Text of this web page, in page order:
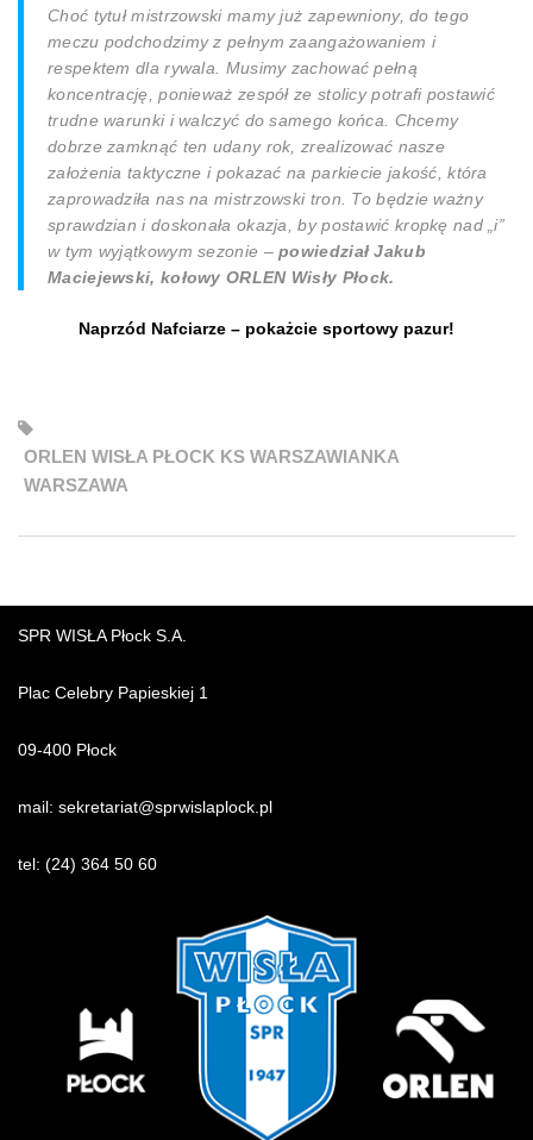
Choć tytuł mistrzowski mamy już zapewniony, do tego
meczu podchodzimy z pełnym zaangażowaniem i
respektem dla rywala. Musimy zachować pełną
koncentrację, ponieważ zespół ze stolicy potrafi postawić
trudne warunki i walczyć do samego końca. Chcemy
dobrze zamknąć ten udany rok, zrealizować nasze
założenia taktyczne i pokazać na parkiecie jakość, która
zaprowadziła nas na mistrzowski tron. To będzie ważny
sprawdzian i doskonała okazja, by postawić kropkę nad „i”
w tym wyjątkowym sezonie –powiedział Jakub
Maciejewski, kołowy ORLEN Wisły Płock.
Naprzód Nafciarze – pokażcie sportowy pazur!
ORLEN WISŁA PŁOCK KS WARSZAWIANKA
WARSZAWA
SPR WISŁA Płock S.A.
Plac Celebry Papieskiej 1
09-400 Płock
mail: sekretariat@sprwislaplock.pl
tel: (24) 364 50 60